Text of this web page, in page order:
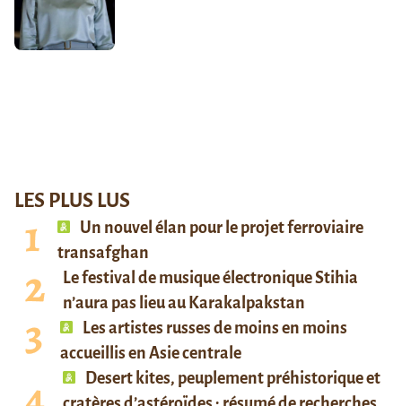
LES PLUS LUS
Un nouvel élan pour le projet ferroviaire
transafghan
Le festival de musique électronique Stihia
n’aura pas lieu au Karakalpakstan
Les artistes russes de moins en moins
accueillis en Asie centrale
Desert kites, peuplement préhistorique et